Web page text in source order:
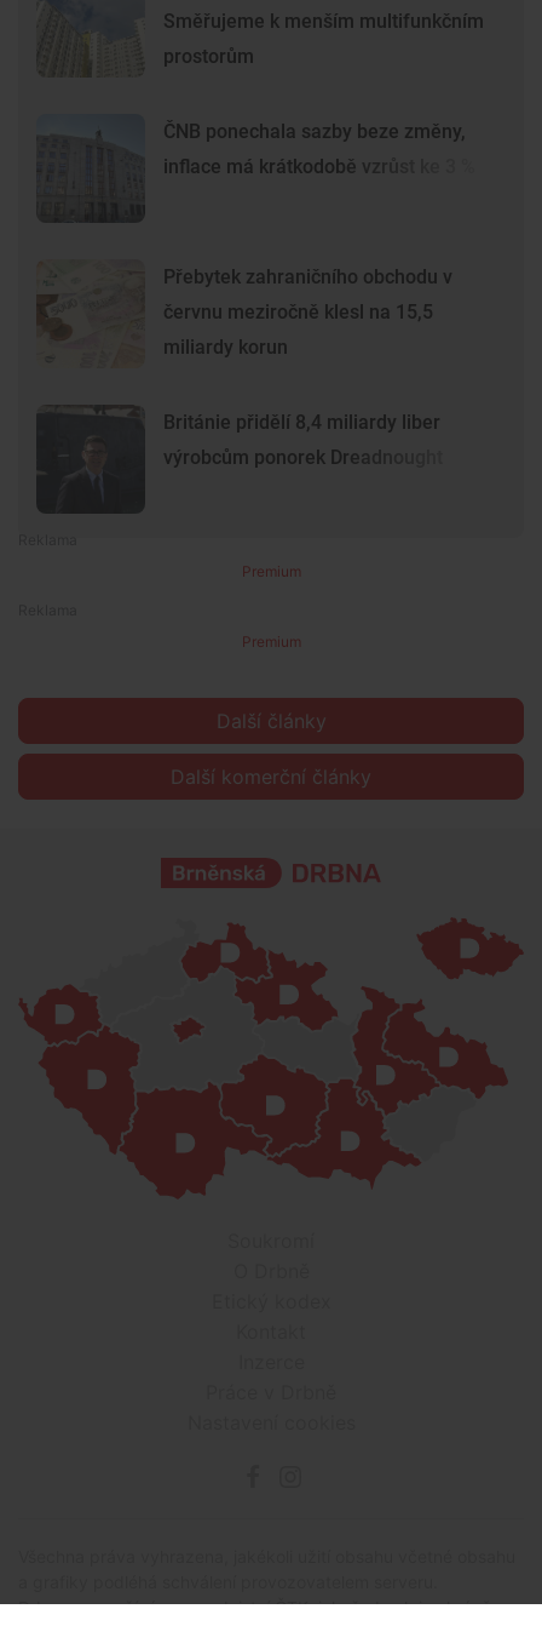
Směřujeme k menším multifunkčním
prostorům
ČNB ponechala sazby beze změny,
inflace má krátkodobě vzrůst ke 3 %
Přebytek zahraničního obchodu v
červnu meziročně klesl na 15,5
miliardy korun
Británie přidělí 8,4 miliardy liber
výrobcům ponorek Dreadnought
Premium
Premium
Další články
Další komerční články
Drbna.cz využívá zpravodajství ČTK, jehož obsah je chráněn